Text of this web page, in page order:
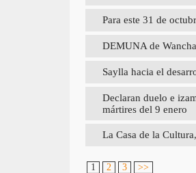
Para este 31 de
DEMUNA de
Saylla hacia el
Declaran duelo e
mártires del 9 enero
La Casa de la
1 2 3 >>